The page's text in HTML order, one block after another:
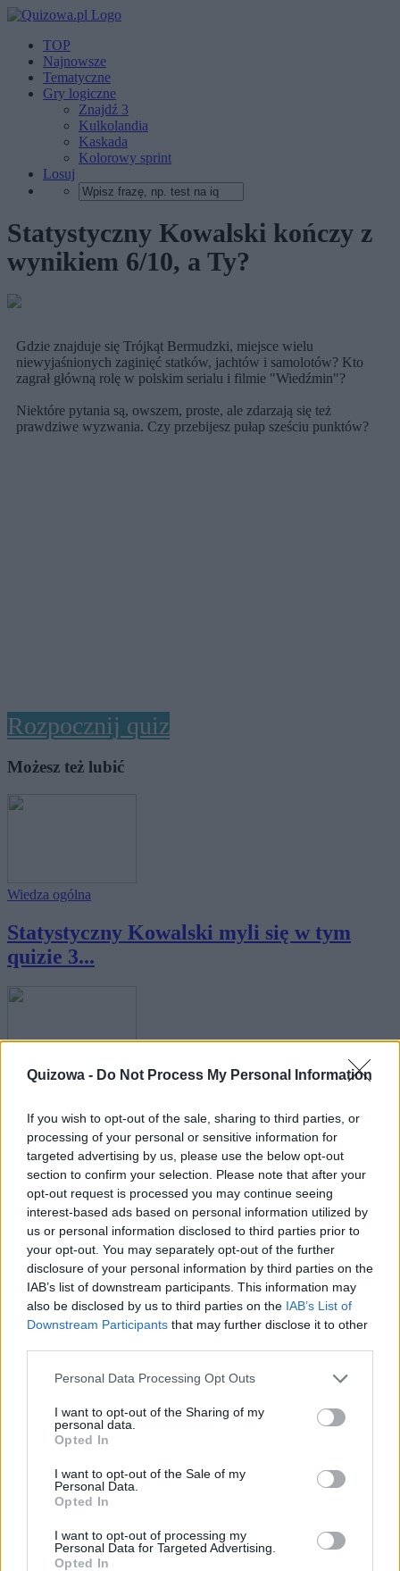
Quizowa - Do Not Process My Personal Information
If you wish to opt-out of the sale, sharing to third parties, or
processing of your personal or sensitive information for
targeted advertising by us, please use the below opt-out
section to confirm your selection. Please note that after your
opt-out request is processed you may continue seeing
interest-based ads based on personal information utilized by
us or personal information disclosed to third parties prior to
your opt-out. You may separately opt-out of the further
disclosure of your personal information by third parties on the
IAB’s list of downstream participants. This information may
also be disclosed by us to third parties on the IAB’s List of
Downstream Participants that may further disclose it to other
Personal Data Processing Opt Outs
I want to opt-out of the Sharing of my
personal data.
Opted In
I want to opt-out of the Sale of my
Personal Data.
Opted In
I want to opt-out of processing my
Personal Data for Targeted Advertising.
Opted In
TOP
Najnowsze
Tematyczne
Gry logiczne
Znajdź 3
Kulkolandia
Kaskada
Kolorowy sprint
Losuj
Statystyczny Kowalski kończy z
wynikiem 6/10, a Ty?
Gdzie znajduje się Trójkąt Bermudzki, miejsce wielu
niewyjaśnionych zaginięć statków, jachtów i samolotów? Kto
zagrał główną rolę w polskim serialu i filmie "Wiedźmin"?
Niektóre pytania są, owszem, proste, ale zdarzają się też
prawdziwe wyzwania. Czy przebijesz pułap sześciu punktów?
Rozpocznij quiz
Możesz też lubić
Wiedza ogólna
Statystyczny Kowalski myli się w tym
quizie 3...
Wiedza ogólna
Statystyczny Kowalski popełnia w tym
quizie 4...
Wiedza ogólna
Tylko 4% osób kończy ten quiz wiedzy
Wiedza ogólna
Większość kończy z wynikiem 7/10.
Będziesz le...